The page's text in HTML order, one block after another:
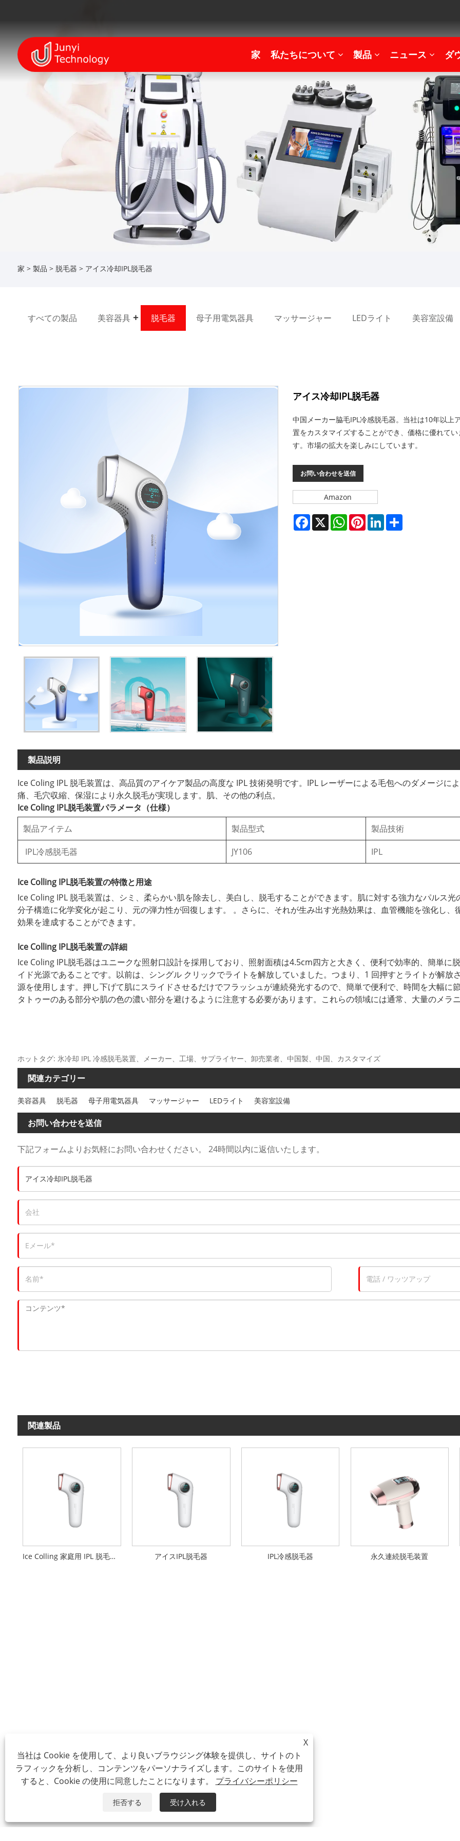
家 私たちについて 製品 ニュース ダ
家 > 製品 > 脱毛器 > アイス冷却IPL脱毛器
すべての製品 美容器具 脱毛器 母子用電気器具 マッサージャー LEDライト 美容室設備
アイス冷却IPL脱毛器
中国メーカー脇毛IPL冷感脱毛器。当社は10年以上
置をカスタマイズすることができ、価格に優れて
す。市場の拡大を楽しみにしています。
お問い合わせを送信
Amazon
Facebook
X WhatsAppPinterestLinkedInShare
製品説明
Ice Coling IPL 脱毛装置は、高品質のアイケア製品の高度な IPL 技術発明です。IPL レーザーによる毛包へのダメージに
痛、毛穴収縮、保湿により永久脱毛が実現します。肌、その他の利点。
Ice Coling IPL脱毛装置パラメータ（仕様）
製品アイテム
製品型式 製品技術
IPL冷感脱毛器 JY106 IPL
Ice Colling IPL脱毛装置の特徴と用途
Ice Coling IPL 脱毛装置は、シミ、柔らか​​い肌を除去し、美白し、脱毛することができます。肌に対する強力なパルス
分子構造に化学変化が起こり、元の弾力性が回復します。 。さらに、それが生み出す光熱効果は、血管機能を強化し
効果を達成することができます。
Ice Colling IPL脱毛装置の詳細
Ice Coling IPL脱毛器はユニークな照射口設計を採用しており、照射面積は4.5cm四方と大きく、便利で効率的、簡単に
イド光源であることです。以前は、シングル クリックでライトを解放していました。つまり、1 回押すとライトが解
源を使用します。押し下げて肌にスライドさせるだけでフラッシュが連続発光するので、簡単で便利で、時間を大幅に
タトゥーのある部分や肌の色の濃い部分を避けるように注意する必要があります。これらの領域には通常、大量のメラ
ホットタグ: 氷冷却 IPL 冷感脱毛装置、メーカー、工場、サプライヤー、卸売業者、中国製、中国、カスタマイズ
関連カテゴリー
美容器具 脱毛器 母子用電気器具 マッサージャー LEDライト 美容室設備
お問い合わせを送信
下記フォームよりお気軽にお問い合わせください。 24時間以内に返信いたします。
関連製品
Ice Colling 家庭用 IPL 脱毛装置 アイスIPL脱毛器 IPL冷感脱毛器 永久連続脱毛装置
X
当社は Cookie を使用して、より良いブラウジング体験を提供し、サイトのト
ラフィックを分析し、コンテンツをパーソナライズします。このサイトを使用
すると、Cookie の使用に同意したことになります。 プライバシーポリシー
拒否する 受け入れる